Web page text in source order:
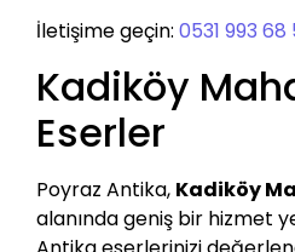
İletişime geçin: 0531 993 68
Kadiköy
Eserler
Poyraz Antika, Kadiköy
alanında geniş bir hizmet